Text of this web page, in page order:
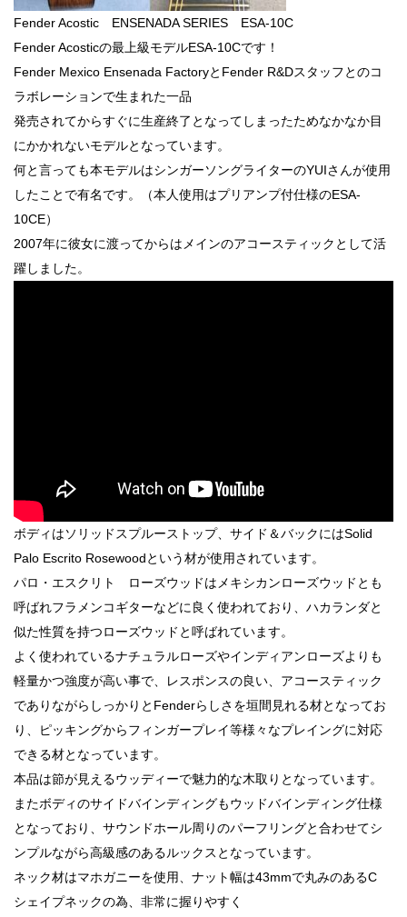
Fender Acostic ENSENADA SERIES ESA-10C
Fender Acosticの最上級モデルESA-10Cです！
Fender Mexico Ensenada FactoryとFender R&Dスタッフとのコ
ラボレーションで生まれた一品
発売されてからすぐに生産終了となってしまったためなかなか目
にかかれないモデルとなっています。
何と言っても本モデルはシンガーソングライターのYUIさんが使用
したことで有名です。（本人使用はプリアンプ付仕様のESA-
10CE）
2007年に彼女に渡ってからはメインのアコースティックとして活
躍しました。
ボディはソリッドスプルーストップ、サイド＆バックにはSolid
Palo Escrito Rosewoodという材が使用されています。
パロ・エスクリト ローズウッドはメキシカンローズウッドとも
呼ばれフラメンコギターなどに良く使われており、ハカランダと
似た性質を持つローズウッドと呼ばれています。
よく使われているナチュラルローズやインディアンローズよりも
軽量かつ強度が高い事で、レスポンスの良い、アコースティック
でありながらしっかりとFenderらしさを垣間見れる材となってお
り、ピッキングからフィンガープレイ等様々なプレイングに対応
できる材となっています。
本品は節が見えるウッディーで魅力的な木取りとなっています。
またボディのサイドバインディングもウッドバインディング仕様
となっており、サウンドホール周りのパーフリングと合わせてシ
ンプルながら高級感のあるルックスとなっています。
ネック材はマホガニーを使用、ナット幅は43mmで丸みのあるC
シェイプネックの為、非常に握りやすく